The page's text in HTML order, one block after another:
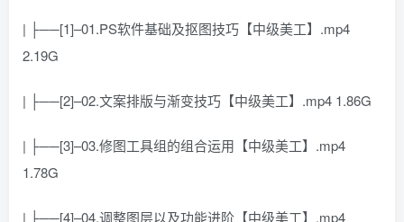
| ├──[1]–01.PS软件基础及抠图技巧【中级美工】.mp4
2.19G
| ├──[2]–02.文案排版与渐变技巧【中级美工】.mp4 1.86G
| ├──[3]–03.修图工具组的组合运用【中级美工】.mp4
1.78G
| ├──[4]–04.调整图层以及功能进阶【中级美工】.mp4